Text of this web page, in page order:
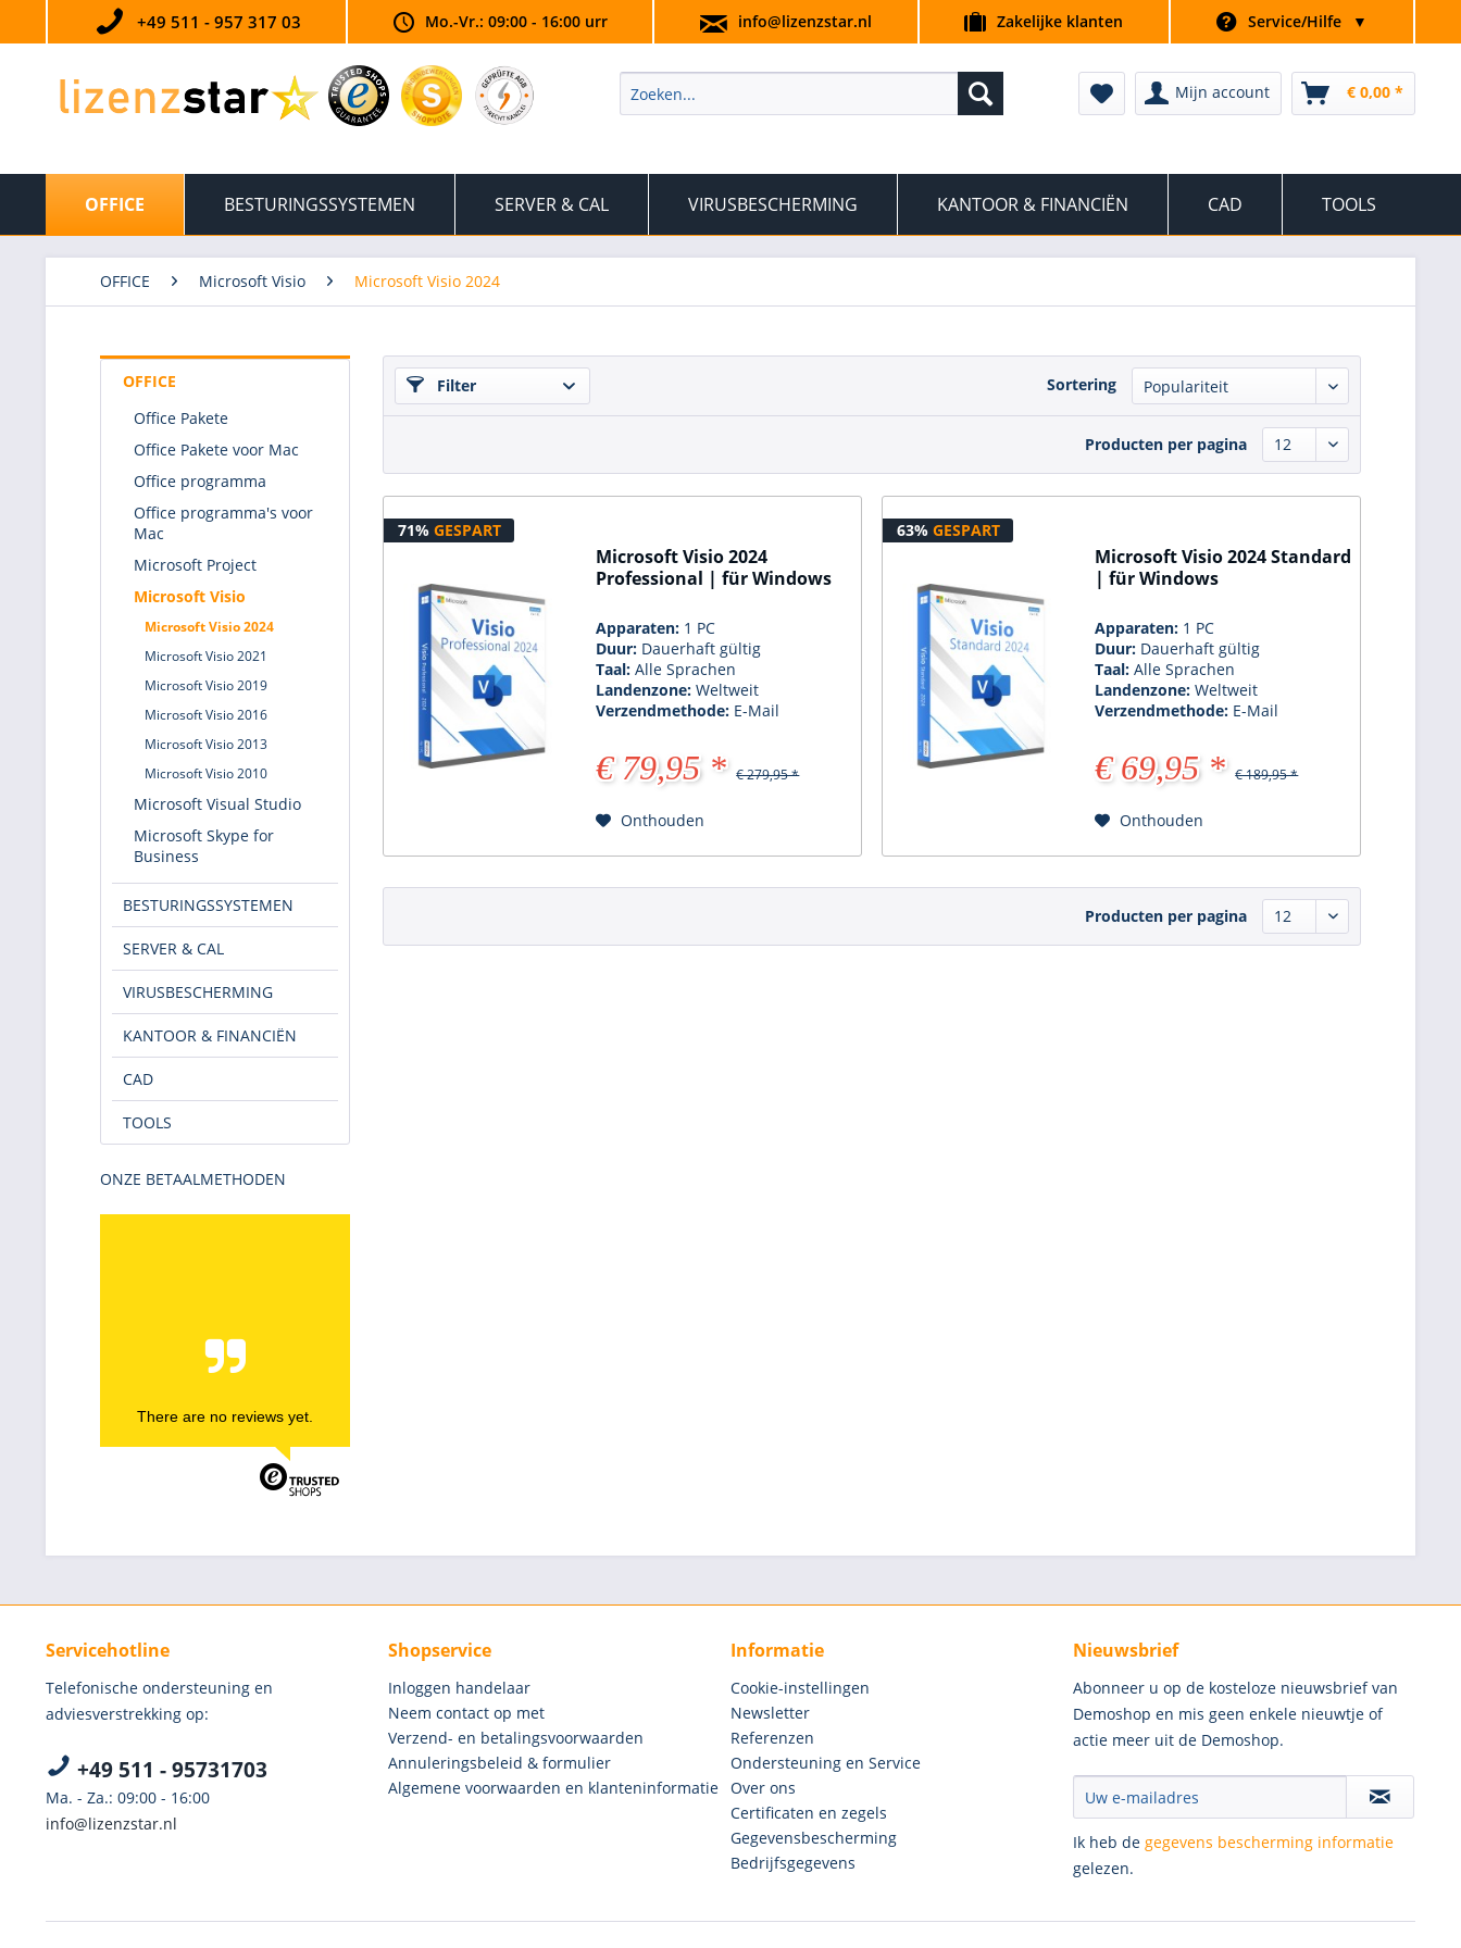
+49 511 - 957 317 03 Mo.-Vr.: 09:00 - 16:00 urr info@lizenzstar.nl Zakelijke klanten Service/Hilfe ▼
Mijn account € 0,00 *
OFFICE BESTURINGSSYSTEMEN SERVER & CAL VIRUSBESCHERMING KANTOOR & FINANCIËN CAD TOOLS
OFFICE Microsoft Visio Microsoft Visio 2024
OFFICE
Office Pakete
Office Pakete voor Mac
Office programma
Office programma's voor
Mac
Microsoft Project
Microsoft Visio
Microsoft Visio 2024
Microsoft Visio 2021
Microsoft Visio 2019
Microsoft Visio 2016
Microsoft Visio 2013
Microsoft Visio 2010
Microsoft Visual Studio
Microsoft Skype for
Business
BESTURINGSSYSTEMEN
SERVER & CAL
VIRUSBESCHERMING
KANTOOR & FINANCIËN
CAD
TOOLS
ONZE BETAALMETHODEN
There are no reviews yet.
Filter Sortering
Producten per pagina
71% GESPART
Microsoft Visio 2024
Professional | für Windows
Apparaten: 1 PC
Duur: Dauerhaft gültig
Taal:Alle Sprachen
Landenzone:Weltweit
Verzendmethode: E-Mail
€ 79,95 * € 279,95 *
Onthouden
63% GESPART
Microsoft Visio 2024 Standard
| für Windows
Apparaten: 1 PC
Duur: Dauerhaft gültig
Taal:Alle Sprachen
Landenzone:Weltweit
Verzendmethode: E-Mail
€ 69,95 * € 189,95 *
Onthouden
Producten per pagina
Servicehotline
Telefonische ondersteuning en
adviesverstrekking op:
+49 511 - 95731703
Ma. - Za.: 09:00 - 16:00
info@lizenzstar.nl
Shopservice
Inloggen handelaar
Neem contact op met
Verzend- en betalingsvoorwaarden
Annuleringsbeleid & formulier
Algemene voorwaarden en klanteninformatie
Informatie
Cookie-instellingen
Newsletter
Referenzen
Ondersteuning en Service
Over ons
Certificaten en zegels
Gegevensbescherming
Bedrijfsgegevens
Nieuwsbrief
Abonneer u op de kosteloze nieuwsbrief van
Demoshop en mis geen enkele nieuwtje of
actie meer uit de Demoshop.
Ik heb de gegevens bescherming informatie
gelezen.